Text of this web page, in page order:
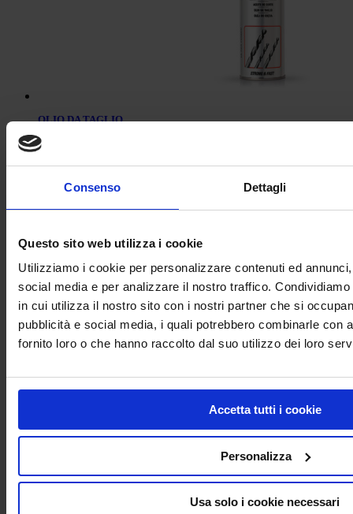
Consenso Dettagli
Questo sito web utilizza i cookie
Utilizziamo i cookie per personalizzare contenuti ed
social media e per analizzare il nostro traffico.
in cui utilizza il nostro sito con i nostri partner che si
pubblicità e social media, i quali potrebbero combinarle con
fornito loro o che hanno raccolto dal suo utilizzo dei loro
Accetta tutti i cookie
Personalizza
Usa solo i cookie necessari
OLIO DA TAGLIO
RILEVA FUGHE